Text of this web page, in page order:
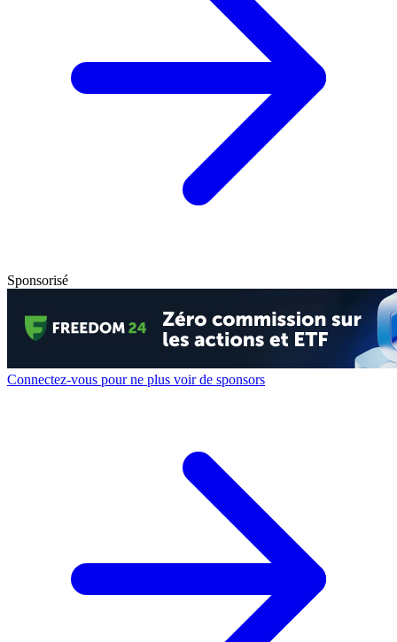
Sponsorisé
Connectez-vous pour ne plus voir de sponsors